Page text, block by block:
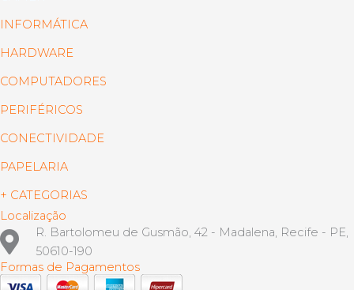
INFORMÁTICA
HARDWARE
COMPUTADORES
PERIFÉRICOS
CONECTIVIDADE
PAPELARIA
+ CATEGORIAS
Localização
R. Bartolomeu de Gusmão, 42 - Madalena, Recife - PE,
50610-190
Formas de Pagamentos